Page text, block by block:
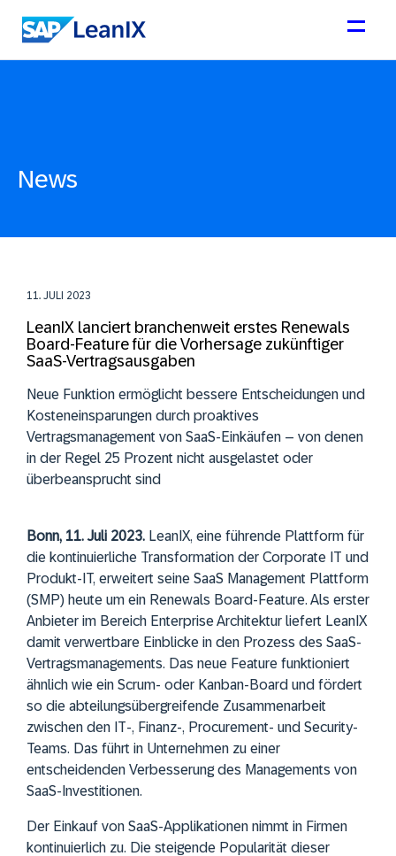
News
11. JULI 2023
LeanIX lanciert branchenweit erstes Renewals
Board-Feature für die Vorhersage zukünftiger
SaaS-Vertragsausgaben
Neue Funktion ermöglicht bessere Entscheidungen und
Kosteneinsparungen durch proaktives
Vertragsmanagement von SaaS-Einkäufen – von denen
in der Regel 25 Prozent nicht ausgelastet oder
überbeansprucht sind
Bonn, 11. Juli 2023. LeanIX, eine führende Plattform für
die kontinuierliche Transformation der Corporate IT und
Produkt-IT, erweitert seine SaaS Management Plattform
(SMP) heute um ein Renewals Board-Feature. Als erster
Anbieter im Bereich Enterprise Architektur liefert LeanIX
damit verwertbare Einblicke in den Prozess des SaaS-
Vertragsmanagements. Das neue Feature funktioniert
ähnlich wie ein Scrum- oder Kanban-Board und fördert
so die abteilungsübergreifende Zusammenarbeit
zwischen den IT-, Finanz-, Procurement- und Security-
Teams. Das führt in Unternehmen zu einer
entscheidenden Verbesserung des Managements von
SaaS-Investitionen.
Der Einkauf von SaaS-Applikationen nimmt in Firmen
kontinuierlich zu. Die steigende Popularität dieser